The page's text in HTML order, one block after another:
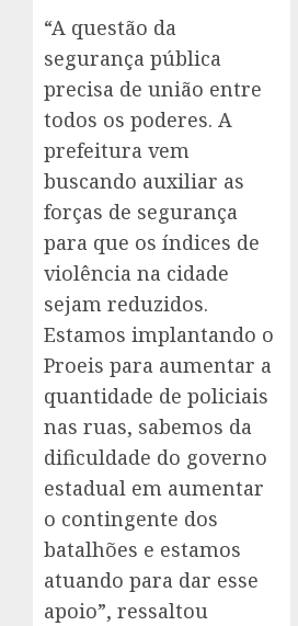
“A questão da
segurança pública
precisa de união entre
todos os poderes. A
prefeitura vem
buscando auxiliar as
forças de segurança
para que os índices de
violência na cidade
sejam reduzidos.
Estamos implantando o
Proeis para aumentar a
quantidade de policiais
nas ruas, sabemos da
dificuldade do governo
estadual em aumentar
o contingente dos
batalhões e estamos
atuando para dar esse
apoio”, ressaltou